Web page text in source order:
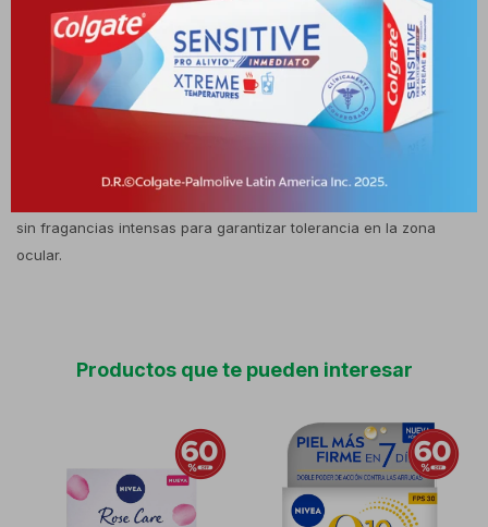
reafirmante. Ayuda a disminuir bolsas y ojeras, revitalizando la
mirada y proporcionando un aspecto más descansado y juvenil.
Su uso regular fortalece la piel y protege contra el envejecimiento
prematuro. Composición Contiene coenzima Q10, que estimula la
energía celular y combate los radicales libres; creatina, que
protegen frente al daño ambiental. Fórmula dermatológicamente
sin fragancias intensas para garantizar tolerancia en la zona
ocular.
Productos que te pueden interesar